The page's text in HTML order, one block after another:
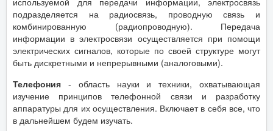
подразделяется на радиосвязь, проводную связь и
комбинированную (радиопроводную). Передача
информации в электросвязи осуществляется при помощи
электрических сигналов, которые по своей структуре могут
быть дискретными и непрерывными (аналоговыми).
Телефония - область науки и техники, охватывающая
изучение принципов телефонной связи и разработку
аппаратуры для их осуществления. Включает в себя все, что
в дальнейшем будем изучать.